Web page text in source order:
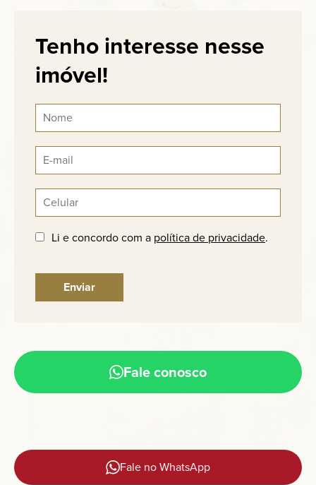
Tenho interesse nesse
imóvel!
Li e concordo com a política de privacidade.
Fale conosco
Fale no WhatsApp